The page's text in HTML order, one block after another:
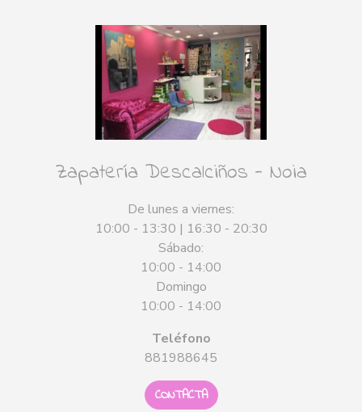
Zapatería Descalciños - Noia
De lunes a viernes:
10:00 - 13:30 | 16:30 - 20:30
Sábado:
10:00 - 14:00
Domingo
10:00 - 14:00
Teléfono
881988645
CONTACTA